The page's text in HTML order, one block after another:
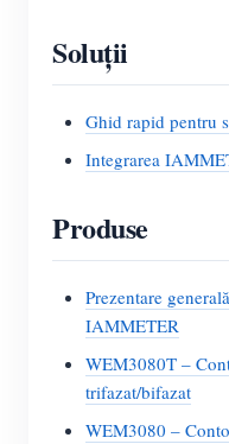
Soluții
Ghid rapid pentru
Integrarea
Produse
Prezentare
IAMMETER
WEM3080T –
trifazat/bifazat
WEM3080 –